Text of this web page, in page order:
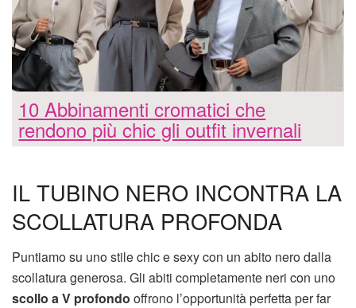
10 Abbinamenti cromatici che
rendono più chic gli outfit invernali
IL TUBINO NERO INCONTRA LA
SCOLLATURA PROFONDA
Puntiamo su uno stile chic e sexy con un abito nero dalla
scollatura generosa. Gli abiti completamente neri con uno
scollo a V profondo offrono l’opportunità perfetta per far